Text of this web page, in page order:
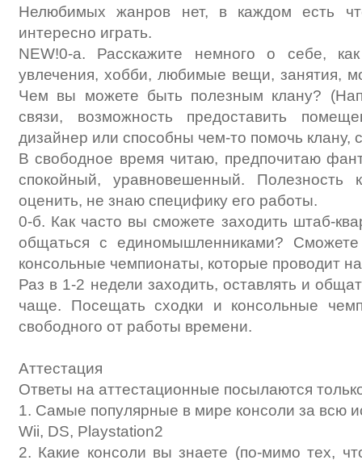
Нелюбимых жанров нет, в каждом есть
интересно играть.
NEW!0-а. Расскажите немного о себе,
увлечения, хобби, любимые вещи, занятия,
Чем вы можете быть полезным клану?
связи, возможность предоставить
дизайнер или способны чем-то помочь клану,
В свободное время читаю, предпочитаю
спокойный, уравновешенный.
оценить, не знаю специфику его работы.
0-б. Как часто вы сможете заходить штаб-
общаться с единомышленниками?
консольные чемпионаты, которые проводит
Раз в 1-2 недели заходить, оставлять и
чаще. Посещать сходки и консольные
свободного от работы времени.
Аттестация
Ответы на аттестационные посылаются
1. Самые популярные в мире консоли за всю
Wii, DS, Playstation2
2. Какие консоли вы знаете (по-мимо тех,